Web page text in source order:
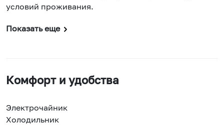
условий проживания.
Показать еще
Комфорт и удобства
Электрочайник
Холодильник